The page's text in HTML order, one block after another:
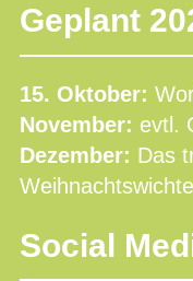
Geplant
15. Oktober:
November: evtl.
Dezember: Das
Social